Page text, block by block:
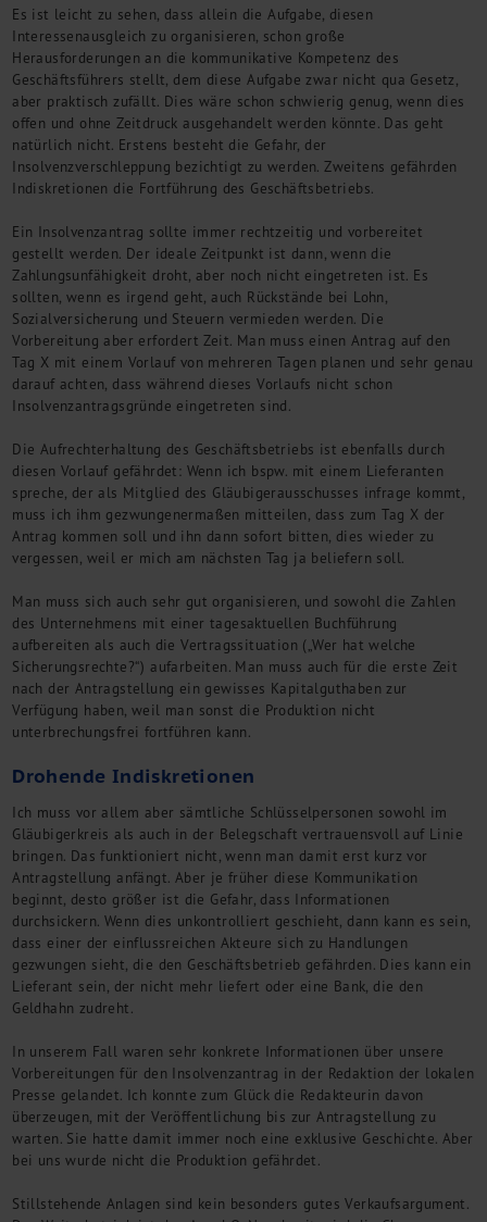
Es ist leicht zu sehen, dass allein die Aufgabe, diesen
Interessenausgleich zu organisieren, schon große
Herausforderungen an die kommunikative Kompetenz des
Geschäftsführers stellt, dem diese Aufgabe zwar nicht qua Gesetz,
aber praktisch zufällt. Dies wäre schon schwierig genug, wenn dies
offen und ohne Zeitdruck ausgehandelt werden könnte. Das geht
natürlich nicht. Erstens besteht die Gefahr, der
Insolvenzverschleppung bezichtigt zu werden. Zweitens gefährden
Indiskretionen die Fortführung des Geschäftsbetriebs.
Ein Insolvenzantrag sollte immer rechtzeitig und vorbereitet
gestellt werden. Der ideale Zeitpunkt ist dann, wenn die
Zahlungsunfähigkeit droht, aber noch nicht eingetreten ist. Es
sollten, wenn es irgend geht, auch Rückstände bei Lohn,
Sozialversicherung und Steuern vermieden werden. Die
Vorbereitung aber erfordert Zeit. Man muss einen Antrag auf den
Tag X mit einem Vorlauf von mehreren Tagen planen und sehr genau
darauf achten, dass während dieses Vorlaufs nicht schon
Insolvenzantragsgründe eingetreten sind.
Die Aufrechterhaltung des Geschäftsbetriebs ist ebenfalls durch
diesen Vorlauf gefährdet: Wenn ich bspw. mit einem Lieferanten
spreche, der als Mitglied des Gläubigerausschusses infrage kommt,
muss ich ihm gezwungenermaßen mitteilen, dass zum Tag X der
Antrag kommen soll und ihn dann sofort bitten, dies wieder zu
vergessen, weil er mich am nächsten Tag ja beliefern soll.
Man muss sich auch sehr gut organisieren, und sowohl die Zahlen
des Unternehmens mit einer tagesaktuellen Buchführung
aufbereiten als auch die Vertragssituation („Wer hat welche
Sicherungsrechte?“) aufarbeiten. Man muss auch für die erste Zeit
nach der Antragstellung ein gewisses Kapitalguthaben zur
Verfügung haben, weil man sonst die Produktion nicht
unterbrechungsfrei fortführen kann.
Drohende Indiskretionen
Ich muss vor allem aber sämtliche Schlüsselpersonen sowohl im
Gläubigerkreis als auch in der Belegschaft vertrauensvoll auf Linie
bringen. Das funktioniert nicht, wenn man damit erst kurz vor
Antragstellung anfängt. Aber je früher diese Kommunikation
beginnt, desto größer ist die Gefahr, dass Informationen
durchsickern. Wenn dies unkontrolliert geschieht, dann kann es sein,
dass einer der einflussreichen Akteure sich zu Handlungen
gezwungen sieht, die den Geschäftsbetrieb gefährden. Dies kann ein
Lieferant sein, der nicht mehr liefert oder eine Bank, die den
Geldhahn zudreht.
In unserem Fall waren sehr konkrete Informationen über unsere
Vorbereitungen für den Insolvenzantrag in der Redaktion der lokalen
Presse gelandet. Ich konnte zum Glück die Redakteurin davon
überzeugen, mit der Veröffentlichung bis zur Antragstellung zu
warten. Sie hatte damit immer noch eine exklusive Geschichte. Aber
bei uns wurde nicht die Produktion gefährdet.
Stillstehende Anlagen sind kein besonders gutes Verkaufsargument.